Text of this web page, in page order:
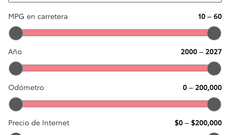
MPG en carretera 10 – 60
Año 2000 – 2027
Odómetro 0 – 200,000
Precio de Internet $0 – $200,000